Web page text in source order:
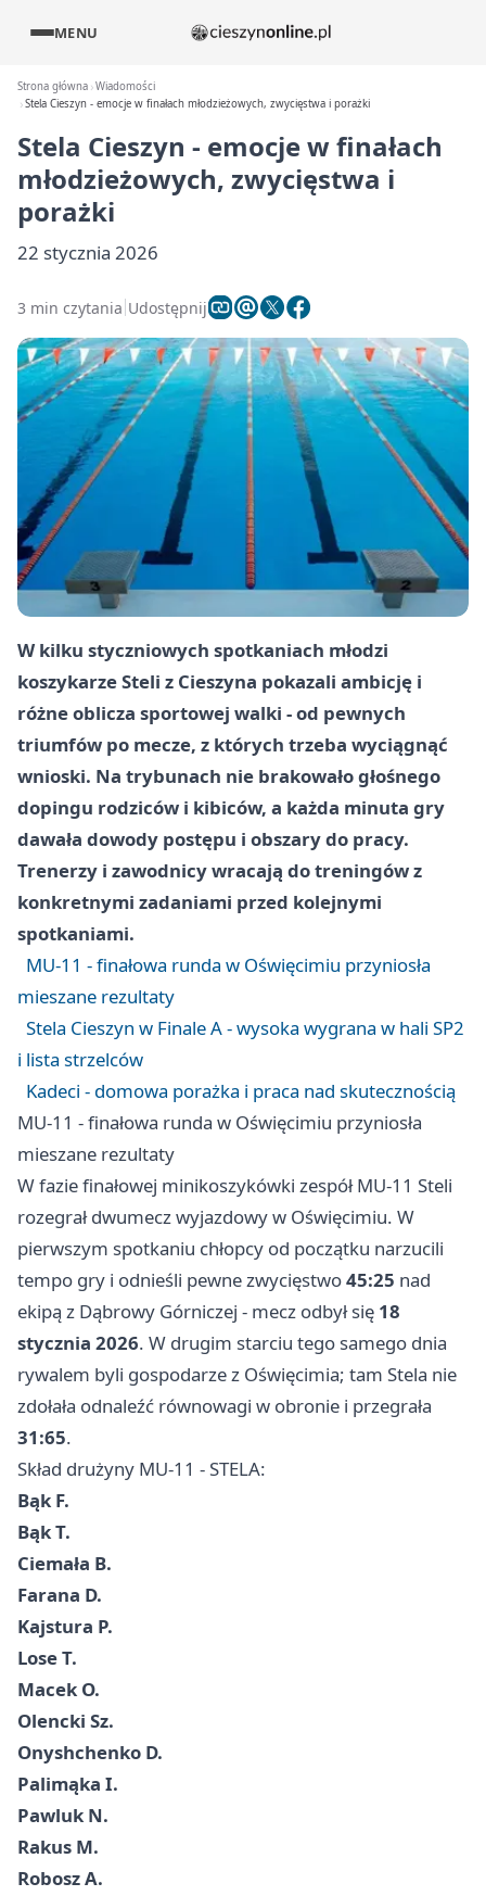
MENU
Strona główna Wiadomości
Stela Cieszyn - emocje w finałach młodzieżowych, zwycięstwa i porażki
Stela Cieszyn - emocje w finałach
młodzieżowych, zwycięstwa i
porażki
22 stycznia 2026
3 min czytania Udostępnij
W kilku styczniowych spotkaniach młodzi
koszykarze Steli z Cieszyna pokazali ambicję i
różne oblicza sportowej walki - od pewnych
triumfów po mecze, z których trzeba wyciągnąć
wnioski. Na trybunach nie brakowało głośnego
dopingu rodziców i kibiców, a każda minuta gry
dawała dowody postępu i obszary do pracy.
Trenerzy i zawodnicy wracają do treningów z
konkretnymi zadaniami przed kolejnymi
spotkaniami.
MU-11 - finałowa runda w Oświęcimiu przyniosła
mieszane rezultaty
Stela Cieszyn w Finale A - wysoka wygrana w hali SP2
i lista strzelców
Kadeci - domowa porażka i praca nad skutecznością
MU-11 - finałowa runda w Oświęcimiu przyniosła
mieszane rezultaty
W fazie finałowej minikoszykówki zespół MU-11 Steli
rozegrał dwumecz wyjazdowy w Oświęcimiu. W
pierwszym spotkaniu chłopcy od początku narzucili
tempo gry i odnieśli pewne zwycięstwo45:25 nad
ekipą z Dąbrowy Górniczej - mecz odbył się 18
stycznia 2026. W drugim starciu tego samego dnia
rywalem byli gospodarze z Oświęcimia; tam Stela nie
zdołała odnaleźć równowagi w obronie i przegrała
31:65.
Skład drużyny MU-11 - STELA:
Bąk F.
Bąk T.
Ciemała B.
Farana D.
Kajstura P.
Lose T.
Macek O.
Olencki Sz.
Onyshchenko D.
Palimąka I.
Pawluk N.
Rakus M.
Robosz A.